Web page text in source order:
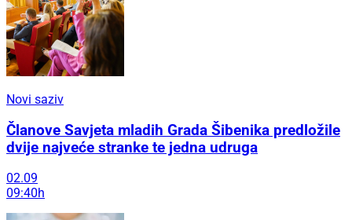
Novi saziv
Članove Savjeta mladih Grada Šibenika predložile
dvije najveće stranke te jedna udruga
02.09
09:40h